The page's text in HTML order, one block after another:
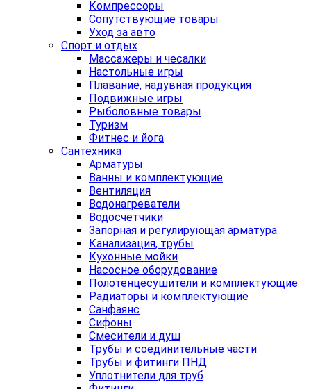
Компрессоры
Сопутствующие товары
Уход за авто
Спорт и отдых
Массажеры и чесалки
Настольные игры
Плавание, надувная продукция
Подвижные игры
Рыболовные товары
Туризм
Фитнес и йога
Сантехника
Арматуры
Ванны и комплектующие
Вентиляция
Водонагреватели
Водосчетчики
Запорная и регулирующая арматура
Канализация, трубы
Кухонные мойки
Насосное оборудование
Полотенцесушители и комплектующие
Радиаторы и комплектующие
Санфаянс
Сифоны
Смесители и душ
Трубы и соединительные части
Трубы и фитинги ПНД
Уплотнители для труб